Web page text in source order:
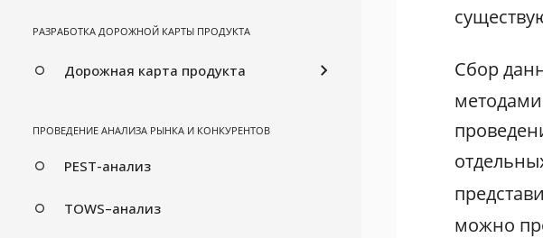
РАЗРАБОТКА ДОРОЖНОЙ КАРТЫ ПРОДУКТА
Дорожная карта продукта
ПРОВЕДЕНИЕ АНАЛИЗА РЫНКА И КОНКУРЕНТОВ
PEST-анализ
TOWS–анализ
Сбор
можно